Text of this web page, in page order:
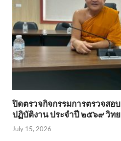
ปิดตรวจกิจกรรมการตรวจสอ
ปฏิบัติงาน ประจำปี ๒๕๖๙ วิท
July 15, 2026